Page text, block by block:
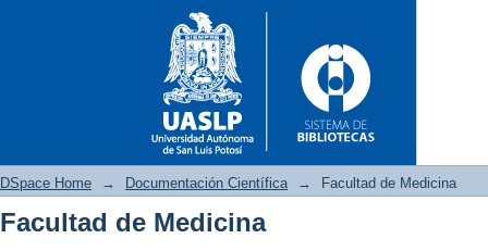
DSpace Home → Documentación Científica → Facultad de Medicina
Facultad de Medicina